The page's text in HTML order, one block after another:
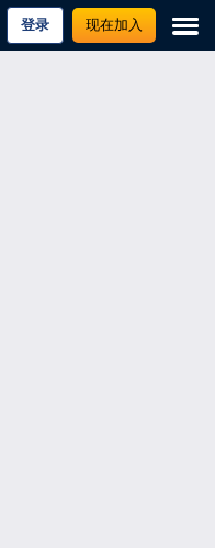
登录 现在加入